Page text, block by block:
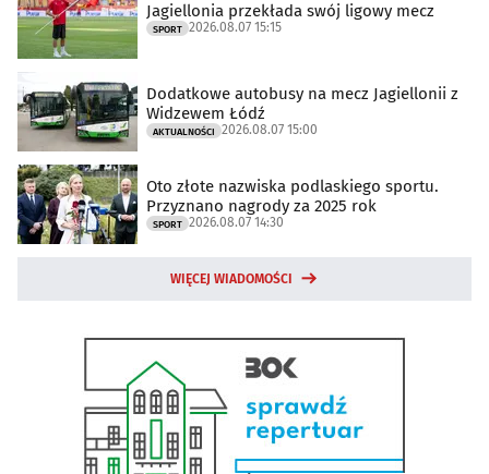
Jagiellonia przekłada swój ligowy mecz
SPORT 2026.08.07 15:15
Dodatkowe autobusy na mecz Jagiellonii z
Widzewem Łódź
AKTUALNOŚCI 2026.08.07 15:00
Oto złote nazwiska podlaskiego sportu.
Przyznano nagrody za 2025 rok
SPORT 2026.08.07 14:30
WIĘCEJ WIADOMOŚCI